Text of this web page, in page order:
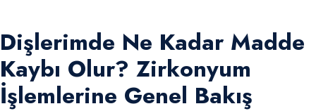
Dişlerimde Ne Kadar Madde
Kaybı Olur? Zirkonyum
İşlemlerine Genel Bakış